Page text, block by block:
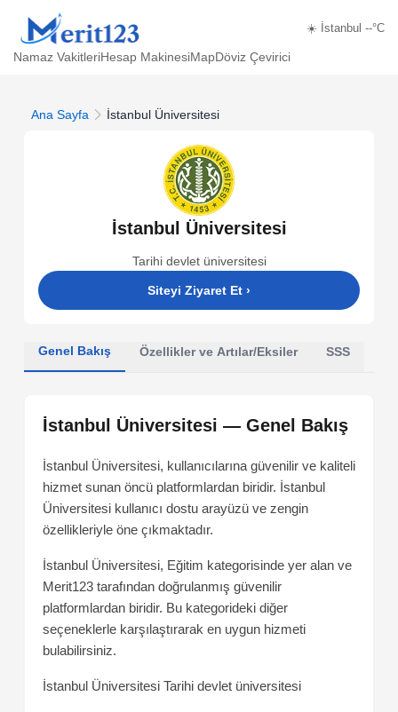
☀️ İstanbul --°C
Namaz VakitleriHesap MakinesiMapDöviz Çevirici
Ana Sayfa İstanbul Üniversitesi
İstanbul Üniversitesi
Tarihi devlet üniversitesi
Siteyi Ziyaret Et ›
Genel Bakış Özellikler ve Artılar/Eksiler SSS
İstanbul Üniversitesi — Genel Bakış
İstanbul Üniversitesi, kullanıcılarına güvenilir ve kaliteli
hizmet sunan öncü platformlardan biridir. İstanbul
Üniversitesi kullanıcı dostu arayüzü ve zengin
özellikleriyle öne çıkmaktadır.
İstanbul Üniversitesi, Eğitim kategorisinde yer alan ve
Merit123 tarafından doğrulanmış güvenilir
platformlardan biridir. Bu kategorideki diğer
seçeneklerle karşılaştırarak en uygun hizmeti
bulabilirsiniz.
İstanbul Üniversitesi Tarihi devlet üniversitesi